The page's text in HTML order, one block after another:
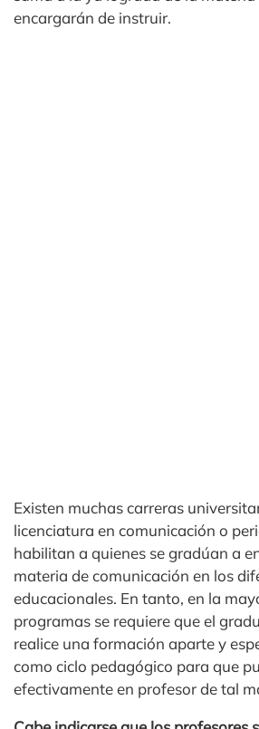
encargarán de instruir.
Existen muchas carreras
licenciatura en comunicación o
habilitan a quienes se gradúan a
materia de comunicación en los
educacionales. En tanto, en la
programas se requiere que el
realice una formación aparte y
como ciclo pedagógico para que
efectivamente en profesor de tal